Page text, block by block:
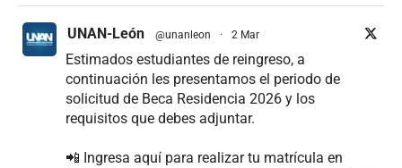
UNAN-León @unanleon · 2 Mar
Estimados estudiantes de reingreso, a
continuación les presentamos el periodo de
solicitud de Beca Residencia 2026 y los
requisitos que debes adjuntar.
📲 Ingresa aquí para realizar tu matrícula en